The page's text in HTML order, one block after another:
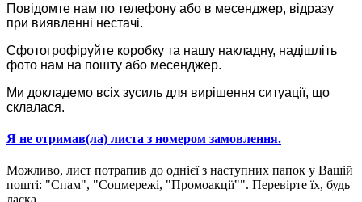
Повідомте нам по телефону або в месенджер, відразу
при виявленні нестачі.
Сфотогрофіруйте коробку та нашу накладну, надішліть
фото нам на пошту або месенджер.
Ми докладемо всіх зусиль для вирішення ситуації, що
склалася.
Я не отримав(ла) листа з номером замовлення.
Можливо, лист потрапив до однієї з наступних папок у Вашій
пошті: "Спам", "Соцмережі, "Промоакції"". Перевірте їх, будь
ласка.